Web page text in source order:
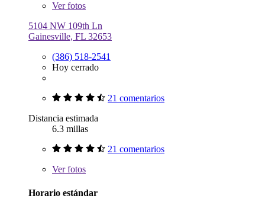
Verfotos
5104 NW 109th Ln
Gainesville, FL 32653
(386) 518-2541
Hoy cerrado
21 comentarios
Distancia estimada
6.3 millas
21 comentarios
Verfotos
Horario estándar